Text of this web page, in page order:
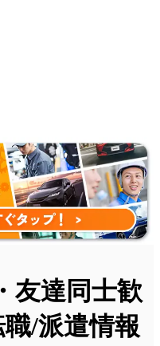
友達同士歓
/派遣情報